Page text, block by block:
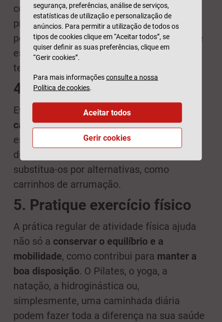
como o número dos familiares mais
próximos ou de amigos que vivam por
perto e os números de emergência. Não se
esqueça de manter atualizada a sua lista
telefónica.
4. Em segurança na cozinha
Evite subir a
escadotes, bancos ou
cadeiras, para ir buscar objetos que
estejam em prateleiras mais altas. Em vez
disso, reorganize os seus armários e
substitua-os por alternativas, como
carrinhos de arrumação.
5. Pratique exercício físico
A prática regular de atividade física ajuda
não só a conservar o equilíbrio e a
mobilidade, como contribui para manter a
boa disposição. O Pilates, o yoga, a
natação, a hidroginástica ou,
simplesmente, uma caminhada diária
podem fazer toda a diferença na sua saúde
segurança, preferências, análise de serviços,
estatísticas de utilização e personalização de
anúncios. Para permitir a utilização de todos os
tipos de cookies clique em “Aceitar todos”, se
quiser definir as suas preferências, clique em
“Gerir cookies”.
Para mais informaçõesconsulte a nossa
Política de cookies.
Gerir cookies
Aceitar todos